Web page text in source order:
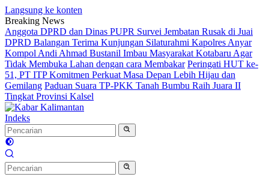
Langsung ke konten
Breaking News
Anggota DPRD dan Dinas PUPR Survei Jembatan Rusak di Juai
DPRD Balangan Terima Kunjungan Silaturahmi Kapolres Anyar
Kompol Andi Ahmad Bustanil Imbau Masyarakat Kotabaru Agar
Tidak Membuka Lahan dengan cara Membakar Peringati HUT ke-
51, PT ITP Komitmen Perkuat Masa Depan Lebih Hijau dan
Gemilang Paduan Suara TP-PKK Tanah Bumbu Raih Juara II
Tingkat Provinsi Kalsel
Indeks